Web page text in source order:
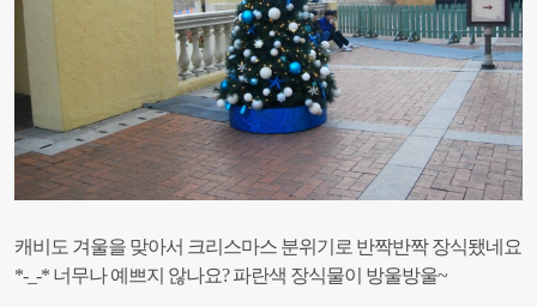
캐비도 겨울을 맞아서 크리스마스 분위기로 반짝반짝 장식됐네요
*-_-* 너무나 예쁘지 않나요? 파란색 장식물이 방울방울~